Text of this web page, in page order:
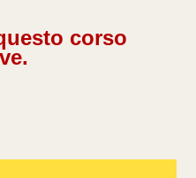
corso